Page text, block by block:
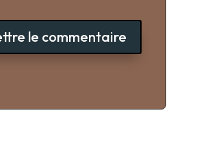
le commentaire